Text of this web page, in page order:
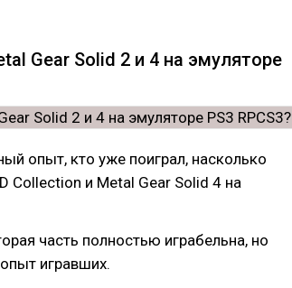
Gear Solid 2 и 4 на эмуляторе
опыт, кто уже поиграл, насколько
Collection и Metal Gear Solid 4 на
часть полностью играбельна, но
игравших.